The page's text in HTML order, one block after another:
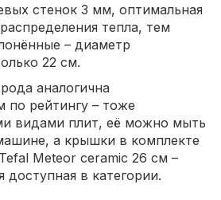
стенок 3 мм, оптимальная
тепла, тем
– диаметр
22 см.
аналогична
по рейтингу – тоже
видами плит, её можно мыть
а крышки в комплекте
Meteor ceramic 26 см –
доступная в категории.